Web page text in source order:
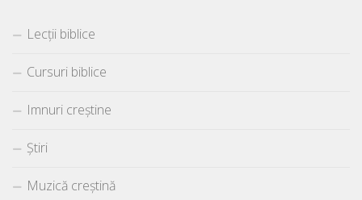
Lecții biblice
Cursuri biblice
Imnuri creștine
Știri
Muzică creștină